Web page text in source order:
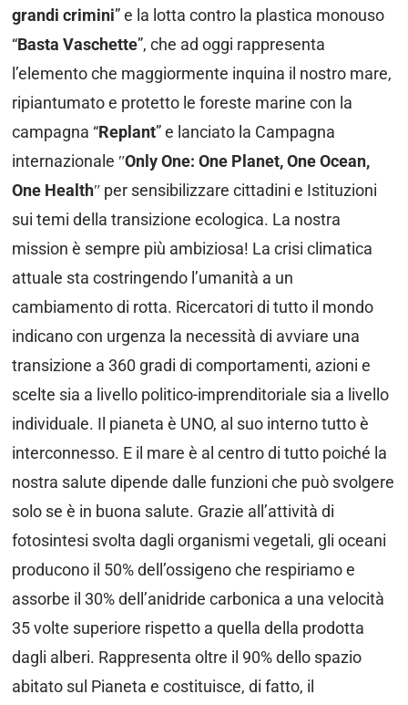
grandi crimini” e la lotta contro la plastica monouso
“Basta Vaschette”, che ad oggi rappresenta
l’elemento che maggiormente inquina il nostro mare,
ripiantumato e protetto le foreste marine con la
campagna “Replant” e lanciato la Campagna
internazionale ʺOnly One: One Planet, One Ocean,
One Healthʺ per sensibilizzare cittadini e Istituzioni
sui temi della transizione ecologica. La nostra
mission è sempre più ambiziosa! La crisi climatica
attuale sta costringendo l’umanità a un
cambiamento di rotta. Ricercatori di tutto il mondo
indicano con urgenza la necessità di avviare una
transizione a 360 gradi di comportamenti, azioni e
scelte sia a livello politico-imprenditoriale sia a livello
individuale. Il pianeta è UNO, al suo interno tutto è
interconnesso. E il mare è al centro di tutto poiché la
nostra salute dipende dalle funzioni che può svolgere
solo se è in buona salute. Grazie all’attività di
fotosintesi svolta dagli organismi vegetali, gli oceani
producono il 50% dell’ossigeno che respiriamo e
assorbe il 30% dell’anidride carbonica a una velocità
35 volte superiore rispetto a quella della prodotta
dagli alberi. Rappresenta oltre il 90% dello spazio
abitato sul Pianeta e costituisce, di fatto, il